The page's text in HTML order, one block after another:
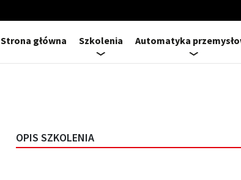
Strona główna Szkolenia Automatyka
OPIS SZKOLENIA